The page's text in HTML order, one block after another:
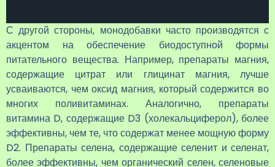
С другой стороны, монодобавки часто производятся с
акцентом на обеспечение биодоступной формы
питательного вещества. Например, препараты магния,
содержащие цитрат или глицинат магния, лучше
усваиваются, чем оксид магния, который содержится во
многих поливитаминах. Аналогично, препараты
витамина D, содержащие D3 (холекальциферол), более
эффективны, чем те, что содержат менее мощную форму
D2. Препараты селена, содержащие селенит и селенат,
более эффективны, чем органический селен, селеновые